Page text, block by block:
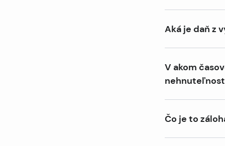
určuje na
Aká je daň z
% z
V akom
nehnuteľnosť
dní od
Čo je to